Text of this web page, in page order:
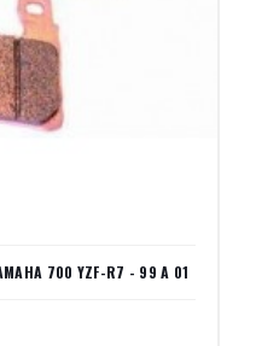
700 YZF-R7 - 99 A 01